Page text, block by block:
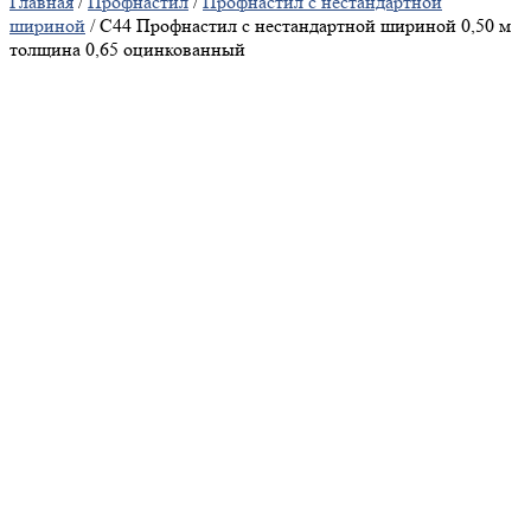
шириной / С44 Профнастил с нестандартной шириной 0,50 м
толщина 0,65 оцинкованный